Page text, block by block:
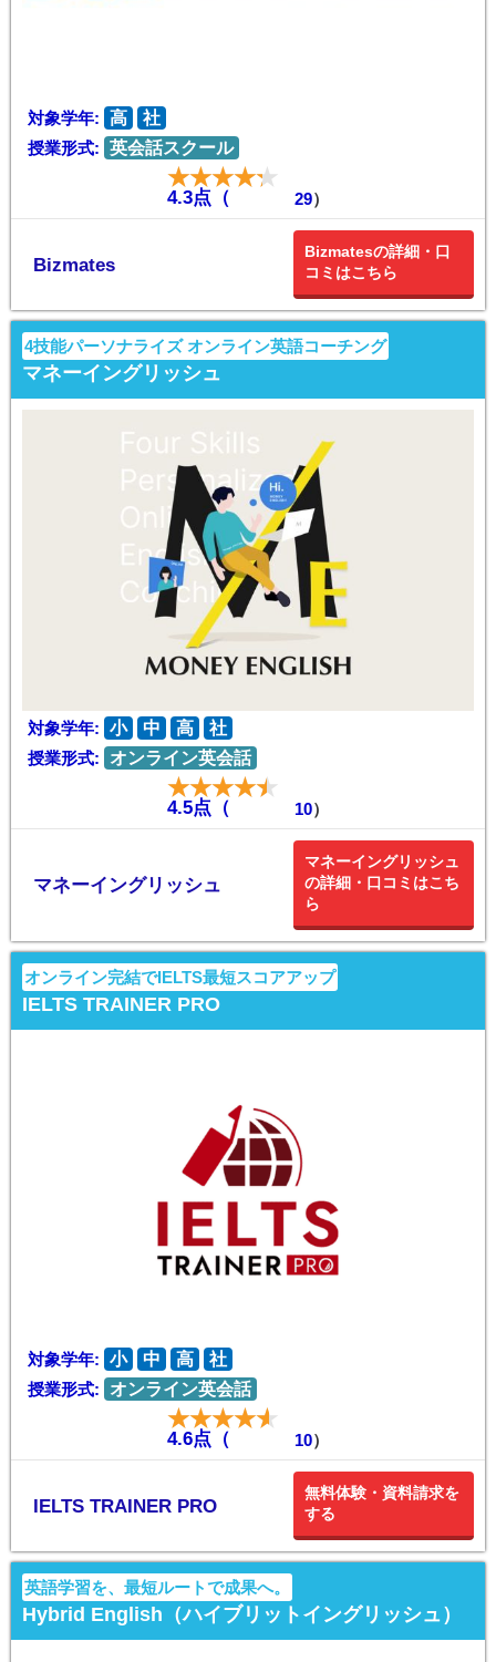
対象学年: 高
社
授業形式: 英会話スクール
4.3点（ 29）
Bizmates
Bizmatesの詳細・口
コミはこちら
4技能パーソナライズ オンライン英語コーチング
マネーイングリッシュ
対象学年: 小 中 高
社
授業形式:
オンライン英会話
4.5点（ 10）
マネーイングリッシュ
マネーイングリッシュ
の詳細・口コミはこち
ら
オンライン完結でIELTS最短スコアアップ
IELTS TRAINER PRO
対象学年: 小 中 高
社
授業形式:
オンライン英会話
4.6点（ 10）
IELTS TRAINER PRO
無料体験・資料請求を
する
英語学習を、最短ルートで成果へ。
Hybrid English（ハイブリットイングリッシュ）